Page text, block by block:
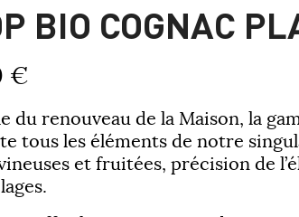
BIO COGNAC
€
du renouveau de la Maison, la
tous les éléments de notre
et fruitées, précision de